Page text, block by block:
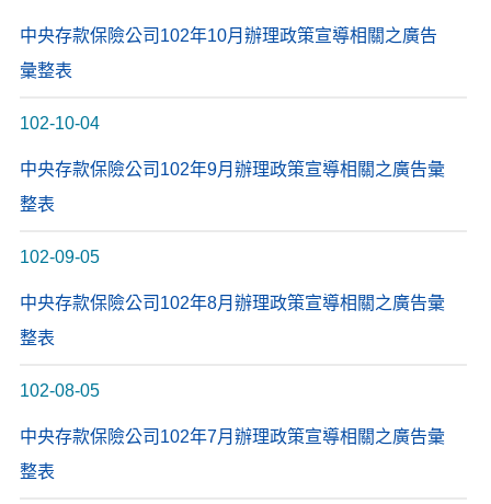
中央存款保險公司102年10月辦理政策宣導相關之廣告
彙整表
102-10-04
中央存款保險公司102年9月辦理政策宣導相關之廣告彙
整表
102-09-05
中央存款保險公司102年8月辦理政策宣導相關之廣告彙
整表
102-08-05
中央存款保險公司102年7月辦理政策宣導相關之廣告彙
整表